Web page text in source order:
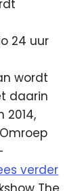
24 uur
wordt
daarin
verder